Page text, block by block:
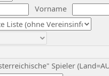
Vorname
Spieler